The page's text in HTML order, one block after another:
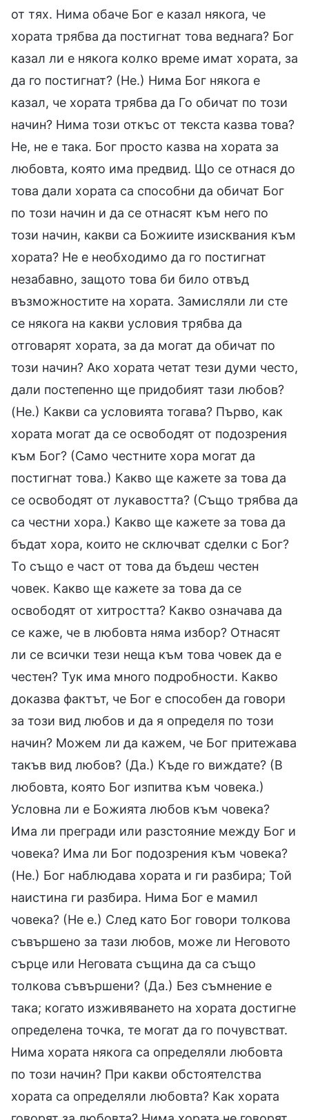
от тях. Нима обаче Бог е казал някога, че
хората трябва да постигнат това веднага? Бог
казал ли е някога колко време имат хората, за
да го постигнат? (Не.) Нима Бог някога е
казал, че хората трябва да Го обичат по този
начин? Нима този откъс от текста казва това?
Не, не е така. Бог просто казва на хората за
любовта, която има предвид. Що се отнася до
това дали хората са способни да обичат Бог
по този начин и да се отнасят към него по
този начин, какви са Божиите изисквания към
хората? Не е необходимо да го постигнат
незабавно, защото това би било отвъд
възможностите на хората. Замисляли ли сте
се някога на какви условия трябва да
отговарят хората, за да могат да обичат по
този начин? Ако хората четат тези думи често,
дали постепенно ще придобият тази любов?
(Не.) Какви са условията тогава? Първо, как
хората могат да се освободят от подозрения
към Бог? (Само честните хора могат да
постигнат това.) Какво ще кажете за това да
се освободят от лукавостта? (Също трябва да
са честни хора.) Какво ще кажете за това да
бъдат хора, които не сключват сделки с Бог?
То също е част от това да бъдеш честен
човек. Какво ще кажете за това да се
освободят от хитростта? Какво означава да
се каже, че в любовта няма избор? Отнасят
ли се всички тези неща към това човек да е
честен? Тук има много подробности. Какво
доказва фактът, че Бог е способен да говори
за този вид любов и да я определя по този
начин? Можем ли да кажем, че Бог притежава
такъв вид любов? (Да.) Къде го виждате? (В
любовта, която Бог изпитва към човека.)
Условна ли е Божията любов към човека?
Има ли прегради или разстояние между Бог и
човека? Има ли Бог подозрения към човека?
(Не.) Бог наблюдава хората и ги разбира; Той
наистина ги разбира. Нима Бог е мамил
човека? (Не е.) След като Бог говори толкова
съвършено за тази любов, може ли Неговото
сърце или Неговата същина да са също
толкова съвършени? (Да.) Без съмнение е
така; когато изживяването на хората достигне
определена точка, те могат да го почувстват.
Нима хората някога са определяли любовта
по този начин? При какви обстоятелства
хората са определяли любовта? Как хората